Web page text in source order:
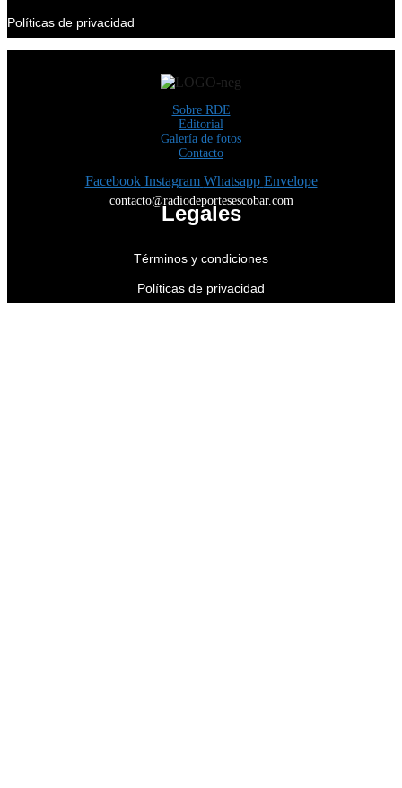
Políticas de privacidad
Sobre RDE
Editorial
Galería de fotos
Contacto
Facebook Instagram Whatsapp Envelope
contacto@radiodeportesescobar.com
Legales
Términos y condiciones
Políticas de privacidad